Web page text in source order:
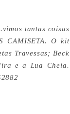
tantas coisas
CAMISETA. O kit
Travessas; Beck
e a Lua Cheia.